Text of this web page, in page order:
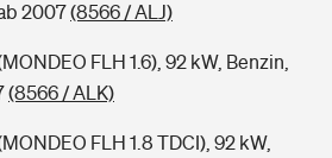
2007(8566 / ALJ)
FLH 1.6), 92 kW, Benzin,
(8566 / ALK)
FLH 1.8 TDCI), 92 kW,